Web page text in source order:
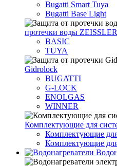
Bugatti Smart Tuya
Bugatti Base Light
протечки воды ZEISSLER
BASIC
TUYA
Gidrolock
BUGATTI
G-LOCK
ENOLGAS
WINNER
Комплектующие для
Комплектующие
Комплектующие